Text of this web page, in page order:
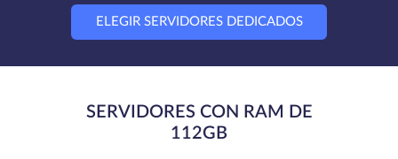
ELEGIR SERVIDORES DEDICADOS
SERVIDORES CON RAM DE
112GB